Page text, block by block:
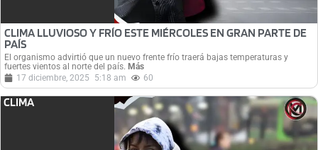
CLIMA LLUVIOSO Y FRÍO ESTE MIÉRCOLES EN GRAN PARTE DE
PAÍS
El organismo advirtió que un nuevo frente frío traerá bajas temperaturas y
fuertes vientos al norte del país. Más
17 diciembre, 2025
5:18 am 60
CLIMA